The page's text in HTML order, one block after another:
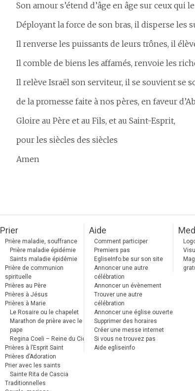
Son amour s’étend d’âge en âge sur ceux qui
Déployant la force de son bras, il disperse les
Il renverse les puissants de leurs trônes, il
Il comble de biens les affamés, renvoie les
Il relève Israël son serviteur, il se souvient se
de la promesse faite à nos pères, en faveur
Gloire au Père et au Fils, et au Saint-Esprit,
pour les siècles des siècles
Amen
Prier
Prière maladie, souffrance
Prière maladie épidémie
Saints maladie épidémie
Prière de communion
spirituelle
Prières au Père
Prières à Jésus
Prières à Marie
Le Rosaire ou le chapelet
Marathon de prière avec le
pape
Regina Coeli – Reine du Ciel
Prières à l’Esprit Saint
Prières d’Adoration
Prier avec les saints
Sainte Rita de Cascia
Traditionnelles
Aide
Comment participer
Premiers pas
EgliseInfo.be sur son site
Annoncer une autre
célébration
Annoncer un évènement
Trouver une autre
célébration
Annoncer une église ouverte
Supprimer des horaires
Créer une messe internet
Si vous ne trouvez pas
Aide egliseinfo